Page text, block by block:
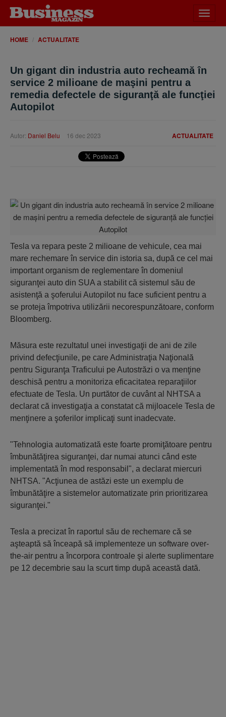
meniu
HOME ACTUALITATE
Un gigant din industria auto recheamă în
service 2 milioane de maşini pentru a
remedia defectele de siguranţă ale funcţiei
Autopilot
ACTUALITATE
Autor: Daniel Belu 16 dec 2023
Tesla va repara peste 2 milioane de vehicule, cea mai
mare rechemare în service din istoria sa, după ce cel mai
important organism de reglementare în domeniul
siguranţei auto din SUA a stabilit că sistemul său de
asistenţă a şoferului Autopilot nu face suficient pentru a
se proteja împotriva utilizării necorespunzătoare, conform
Bloomberg.
Măsura este rezultatul unei investigaţii de ani de zile
privind defecţiunile, pe care Administraţia Naţională
pentru Siguranţa Traficului pe Autostrăzi o va menţine
deschisă pentru a monitoriza eficacitatea reparaţiilor
efectuate de Tesla. Un purtător de cuvânt al NHTSA a
declarat că investigaţia a constatat că mijloacele Tesla de
menţinere a şoferilor implicaţi sunt inadecvate.
"Tehnologia automatizată este foarte promiţătoare pentru
îmbunătăţirea siguranţei, dar numai atunci când este
implementată în mod responsabil", a declarat miercuri
NHTSA. "Acţiunea de astăzi este un exemplu de
îmbunătăţire a sistemelor automatizate prin prioritizarea
siguranţei."
Tesla a precizat în raportul său de rechemare că se
aşteaptă să înceapă să implementeze un software over-
the-air pentru a încorpora controale şi alerte suplimentare
pe 12 decembrie sau la scurt timp după această dată.